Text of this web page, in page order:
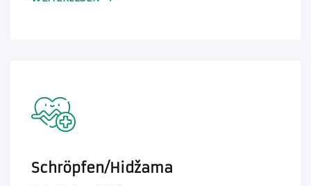
Schröpfen/Hidžama